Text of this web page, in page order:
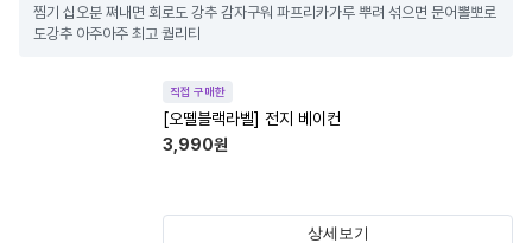
찜기 십오분 쪄내면 회로도 강추 감자구워 파프리카가루 뿌려 섞으면 문어뽈뽀로
도강추 아주아주 최고 퀄리티
직접 구매한
[오뗄블랙라벨] 전지 베이컨
3,990원
상세보기